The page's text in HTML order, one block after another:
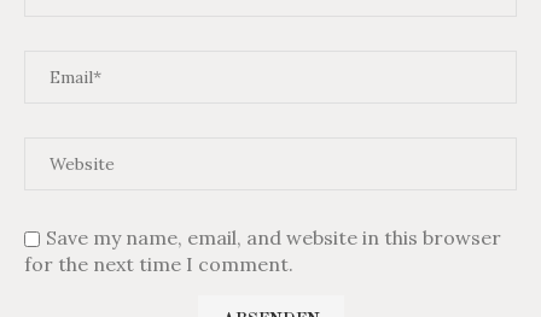
Save my name, email, and website in this browser
for the next time I comment.